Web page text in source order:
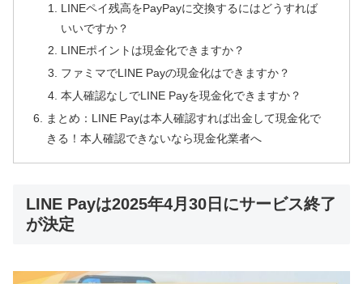
LINEペイ残高をPayPayに交換するにはどうすれば
いいですか？
LINEポイントは現金化できますか？
ファミマでLINE Payの現金化はできますか？
本人確認なしでLINE Payを現金化できますか？
まとめ：LINE Payは本人確認すれば出金して現金化で
きる！本人確認できないなら現金化業者へ
LINE Payは2025年4月30日にサービス終了
が決定